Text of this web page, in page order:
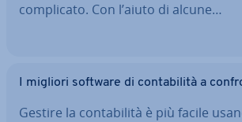
com­pli­ca­to. Con l’aiuto di alcune…
I migliori software di con­ta­bi­li­tà a
Gestire la con­ta­bi­li­tà è più facile